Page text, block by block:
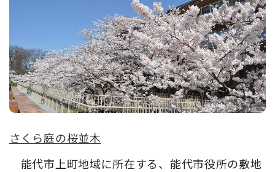
さくら庭の桜並木
能代市上町地域に所在する、能代市役所の敷地